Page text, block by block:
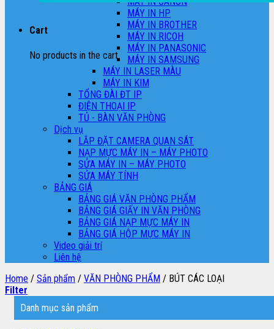
Cart
No products in the cart.
MÁY IN HP
MÁY IN BROTHER
MÁY IN RICOH
MÁY IN PANASONIC
MÁY IN SAMSUNG
MÁY IN LASER MÀU
MÁY IN KIM
TỔNG ĐÀI ĐT IP
ĐIỆN THOẠI IP
TỦ - BÀN VĂN PHÒNG
Dịch vụ
LẮP ĐẶT CAMERA QUAN SÁT
NẠP MỰC MÁY IN – MÁY PHOTO
SỬA MÁY IN – MÁY PHOTO
SỬA MÁY TÍNH
BẢNG GIÁ
BẢNG GIÁ VĂN PHÒNG PHẨM
BẢNG GIÁ GIẤY IN VĂN PHÒNG
BẢNG GIÁ NẠP MỰC MÁY IN
BẢNG GIÁ HỘP MỰC MÁY IN
Video giải trí
Liên hệ
Home / Sản phẩm / VĂN PHÒNG PHẨM / BÚT CÁC LOẠI
Filter
Danh mục sản phẩm